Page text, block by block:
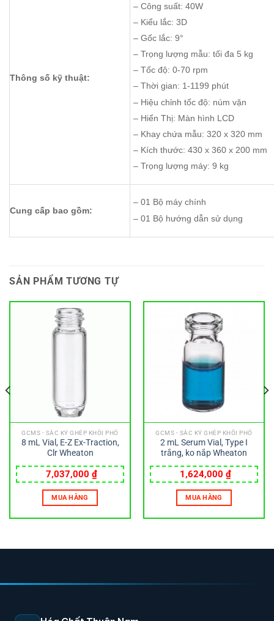
Thông số kỹ thuật:
– Công suất: 40W
– Kiểu lắc: 3D
– Gốc lắc: 9°
– Trọng lượng mẫu: tối đa 5
– Tốc độ: 0-70 rpm
– Thời gian: 1-1199 phút
– Hiệu chỉnh tốc độ: núm vặn
– Hiển Thị: Màn hình LCD
– Khay chứa mẫu: 320 x 320
– Kích thước: 430 x 360 x 200
– Trọng lượng máy: 9 kg
Cung cấp bao gồm:
– 01 Bộ máy chính
– 01 Bộ hướng dẫn sử dụng
SẢN PHẨM TƯƠNG TỰ
GCMS - SẮC KÝ GHÉP KHỐI PHỔ
8 mL Vial, E-Z Ex-Traction,
Clr Wheaton
7,037,000 ₫
MUA HÀNG
GCMS - SẮC KÝ GHÉP KHỐI PHỔ
2 mL Serum Vial, Type I
trắng, ko nắp Wheaton
1,624,000 ₫
MUA HÀNG